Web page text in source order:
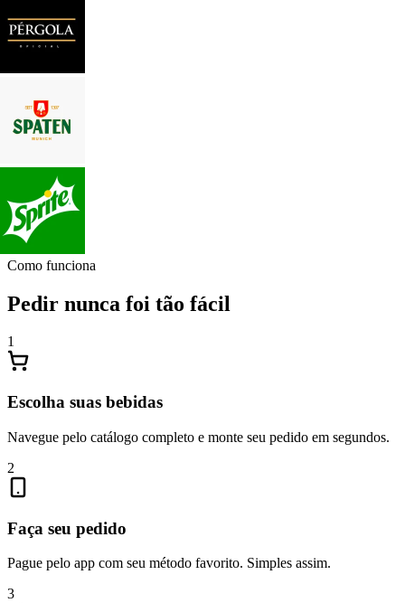
Como funciona
Pedir nunca foi tão fácil
1
Escolha suas bebidas
Navegue pelo catálogo completo e monte seu pedido em segundos.
2
Faça seu pedido
Pague pelo app com seu método favorito. Simples assim.
3